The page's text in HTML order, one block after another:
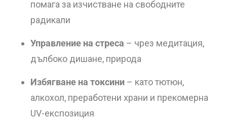
помага за изчистване на свободните
радикали
Управление на стреса – чрез медитация,
дълбоко дишане, природа
Избягване на токсини – като тютюн,
алкохол, преработени храни и прекомерна
UV-експозиция